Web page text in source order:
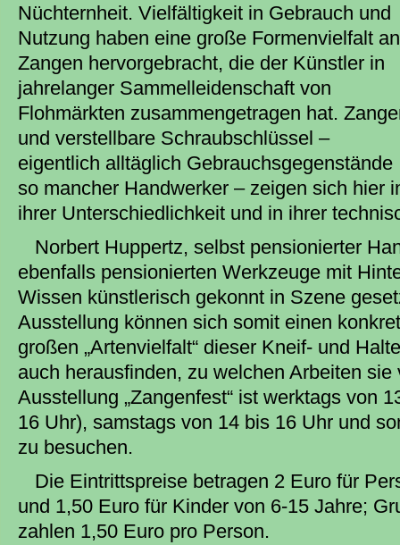
Nüchternheit. Vielfältigkeit in Gebrauch und
Nutzung haben eine große Formenvielfalt an
Zangen hervorgebracht, die der Künstler in
jahrelanger Sammelleidenschaft von
Flohmärkten zusammengetragen hat.
und verstellbare Schraubschlüssel –
eigentlich alltäglich Gebrauchsgegenstände
so mancher Handwerker – zeigen sich hier
ihrer Unterschiedlichkeit und in ihrer
Norbert Huppertz, selbst pensionierter
ebenfalls pensionierten Werkzeuge mit
Wissen künstlerisch gekonnt in Szene
Ausstellung können sich somit einen
großen „Artenvielfalt“ dieser Kneif- und
auch herausfinden, zu welchen Arbeiten
Ausstellung „Zangenfest“ ist werktags von
16 Uhr), samstags von 14 bis 16 Uhr und
zu besuchen.
Die Eintrittspreise betragen 2 Euro für
und 1,50 Euro für Kinder von 6-15 Jahre;
zahlen 1,50 Euro pro Person.